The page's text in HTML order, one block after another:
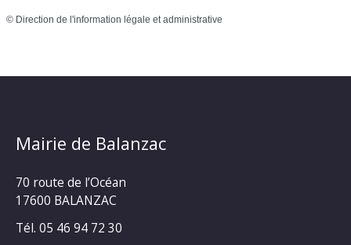
© Direction de l'information légale et administrative
Mairie de Balanzac
70 route de l’Océan
17600 BALANZAC
Tél. 05 46 94 72 30